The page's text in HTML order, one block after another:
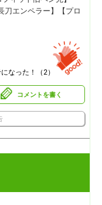
刀エンペラー】【プロ
なった！（ 2）
コメントを書く